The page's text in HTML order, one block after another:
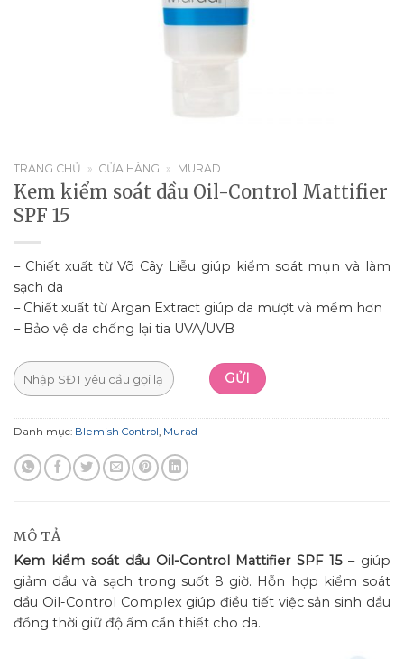
TRANG CHỦ » CỬA HÀNG » MURAD
Kem kiểm soát dầu Oil-Control Mattifier
SPF 15
– Chiết xuất từ Võ Cây Liễu giúp kiểm soát mụn và làm
sạch da
– Chiết xuất từ Argan Extract giúp da mượt và mềm hơn
– Bảo vệ da chống lại tia UVA/UVB
Danh mục: Blemish Control, Murad
MÔ TẢ
Kem kiểm soát dầu Oil-Control Mattifier SPF 15– giúp
giảm dầu và sạch trong suốt 8 giờ. Hỗn hợp kiểm soát
dầu Oil-Control Complex giúp điều tiết việc sản sinh dầu
đồng thời giữ độ ẩm cần thiết cho da.